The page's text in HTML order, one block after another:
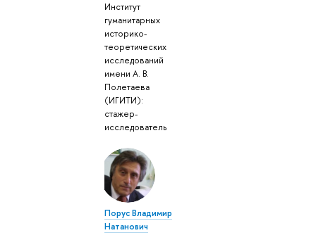
Институт
гуманитарных
историко-
теоретических
исследований
имени А. В.
Полетаева
(ИГИТИ):
стажер-
исследователь
Порус Владимир
Натанович